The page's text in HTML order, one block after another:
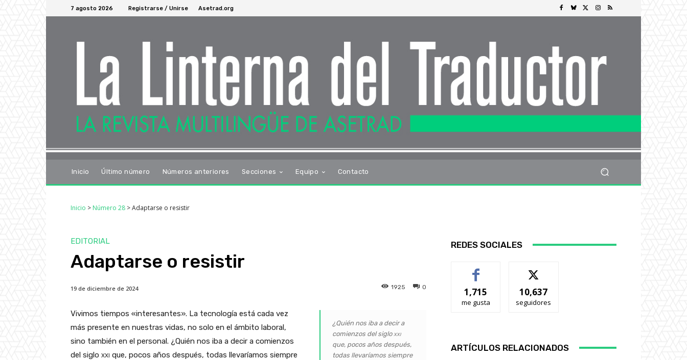
7 agosto 2026 Registrarse / Unirse Asetrad.org
Inicio Último número Números anteriores Secciones Equipo Contacto
Inicio > Número 28 >Adaptarse o resistir
EDITORIAL
Adaptarse o resistir
0
1925
19 de diciembre de 2024
¿Quién nos iba a decir a
comienzos del siglo xxi
que, pocos años después,
todas llevaríamos siempre
Vivimos tiempos «interesantes». La tecnología está cada vez
más presente en nuestras vidas, no solo en el ámbito laboral,
sino también en el personal. ¿Quién nos iba a decir a comienzos
del siglo xxi que, pocos años después, todas llevaríamos siempre
REDES SOCIALES
1,715
me gusta
10,637
seguidores
ARTÍCULOS RELACIONADOS